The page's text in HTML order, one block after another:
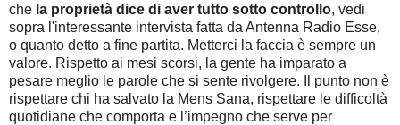
che la proprietà dice di aver tutto sotto controllo, vedi
sopra l'interessante intervista fatta da Antenna Radio Esse,
o quanto detto a fine partita. Metterci la faccia è sempre un
valore. Rispetto ai mesi scorsi, la gente ha imparato a
pesare meglio le parole che si sente rivolgere. Il punto non è
rispettare chi ha salvato la Mens Sana, rispettare le difficoltà
quotidiane che comporta e l’impegno che serve per